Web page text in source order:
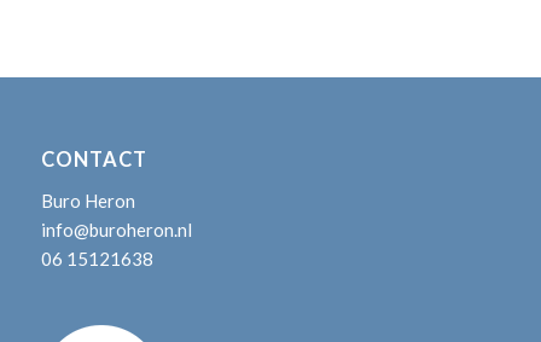
CONTACT
Buro Heron
info@buroheron.nl
06 15121638